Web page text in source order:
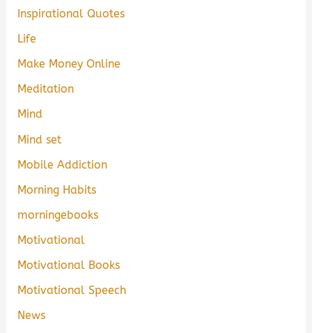
Inspirational Quotes
Life
Make Money Online
Meditation
Mind
Mind set
Mobile Addiction
Morning Habits
morningebooks
Motivational
Motivational Books
Motivational Speech
News